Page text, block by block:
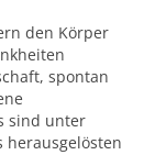
den Körper
spontan
sind unter
herausgelösten